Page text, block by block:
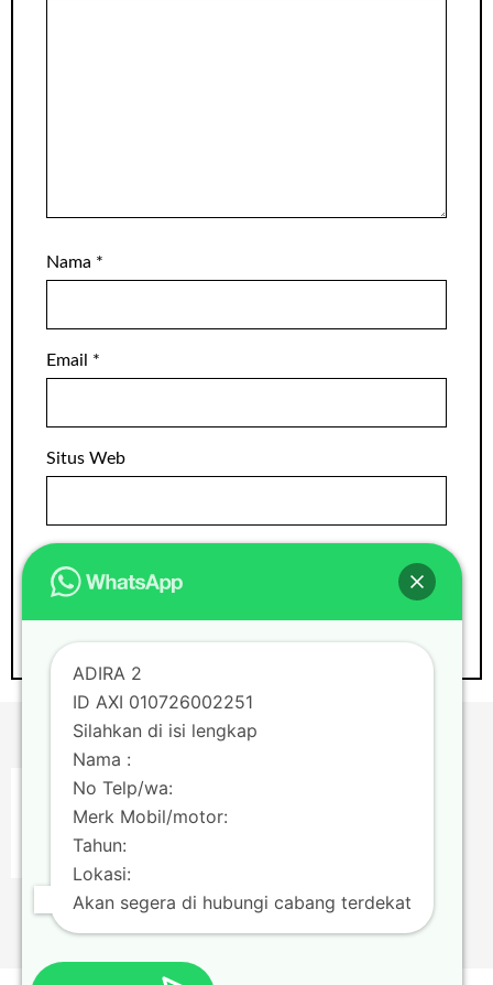
Nama *
Email *
Situs Web
ADIRA 2
ID AXI 010726002251
Silahkan di isi lengkap
Nama :
No Telp/wa:
Merk Mobil/motor:
Tahun:
Lokasi:
Akan segera di hubungi cabang terdekat